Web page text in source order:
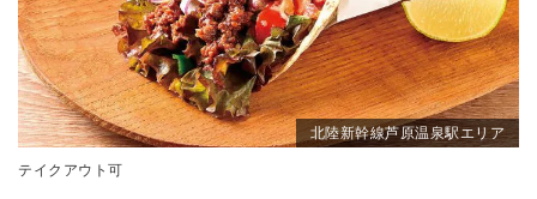
北陸新幹線芦原温泉駅エリア
テイクアウト可